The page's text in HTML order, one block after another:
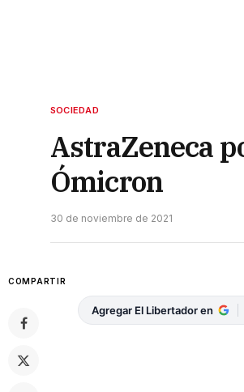
SOCIEDAD
AstraZeneca
Ómicron
30 de noviembre de 2021
COMPARTIR
Agregar El Libertador en